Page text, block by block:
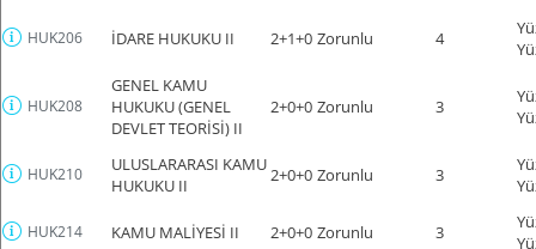
HUK206 İDARE HUKUKU II 2+1+0 Zorunlu 4
HUK208
GENEL KAMU
HUKUKU (GENEL
DEVLET TEORİSİ) II
2+0+0 Zorunlu 3
HUK210
ULUSLARARASI KAMU
HUKUKU II
2+0+0 Zorunlu 3
HUK214 KAMU MALİYESİ II 2+0+0 Zorunlu 3